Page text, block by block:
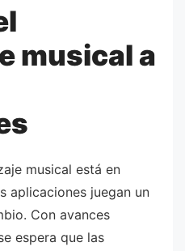
musical a
musical está en
aplicaciones juegan un
Con avances
espera que las